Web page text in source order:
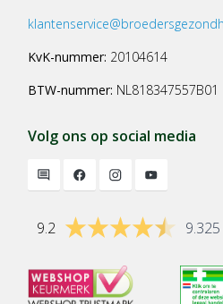
KvK-nummer: 20104614
BTW-nummer: NL818347557B01
Volg ons op social media
9.2